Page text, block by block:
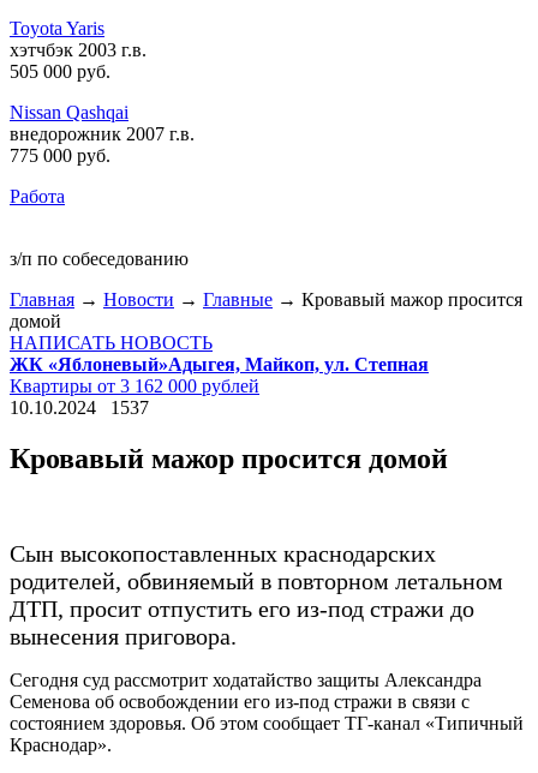
Toyota Yaris
хэтчбэк 2003 г.в.
505 000 руб.
Nissan Qashqai
внедорожник 2007 г.в.
775 000 руб.
Работа
з/п по собеседованию
Главная → Новости → Главные → Кровавый мажор просится
домой
НАПИСАТЬ НОВОСТЬ
ЖК «Яблоневый»Адыгея, Майкоп, ул. Степная
Квартиры от 3 162 000 рублей
10.10.2024
1537
Кровавый мажор просится домой
Сын высокопоставленных краснодарских
родителей, обвиняемый в повторном летальном
ДТП, просит отпустить его из-под стражи до
вынесения приговора.
Сегодня суд рассмотрит ходатайство защиты Александра
Семенова об освобождении его из-под стражи в связи с
состоянием здоровья. Об этом сообщает ТГ-канал «Типичный
Краснодар».